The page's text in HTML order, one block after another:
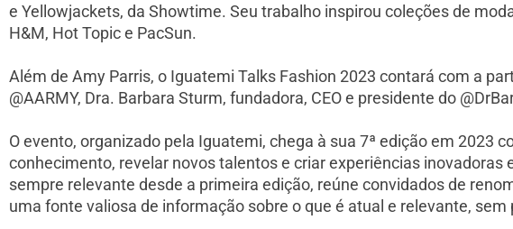
e Yellowjackets, da Showtime. Seu trabalho inspirou coleções de
H&M, Hot Topic e PacSun.
Além de Amy Parris, o Iguatemi Talks Fashion 2023 contará com a
@AARMY, Dra. Barbara Sturm, fundadora, CEO e presidente do
O evento, organizado pela Iguatemi, chega à sua 7ª edição em
conhecimento, revelar novos talentos e criar experiências
sempre relevante desde a primeira edição, reúne convidados de
uma fonte valiosa de informação sobre o que é atual e relevante,